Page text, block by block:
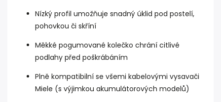
Nízký profil umožňuje snadný úklid pod postelí,
pohovkou či skříní
Měkké pogumované kolečko chrání citlivé
podlahy před poškrábáním
Plně kompatibilní se všemi kabelovými vysavači
Miele (s výjimkou akumulátorových modelů)